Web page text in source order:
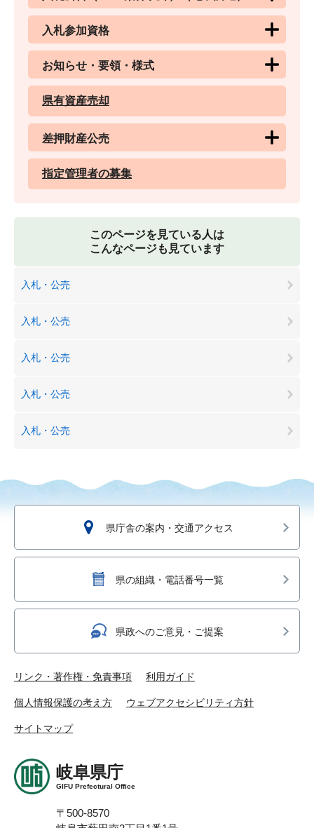
入札参加資格
お知らせ・要領・様式
県有資産売却
差押財産公売
指定管理者の募集
このページを見ている人は
こんなページも見ています
入札・公売
入札・公売
入札・公売
入札・公売
入札・公売
県庁舎の案内・交通アクセス
県の組織・電話番号一覧
県政へのご意見・ご提案
リンク・著作権・免責事項 利用ガイド
個人情報保護の考え方 ウェブアクセシビリティ方針
サイトマップ
岐阜県庁
GIFU Prefectural Office
〒500-8570